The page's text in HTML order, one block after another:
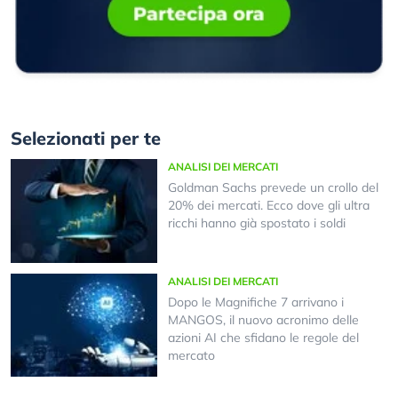
Selezionati per te
ANALISI DEI MERCATI
Goldman Sachs prevede un crollo del
20% dei mercati. Ecco dove gli ultra
ricchi hanno già spostato i soldi
ANALISI DEI MERCATI
Dopo le Magnifiche 7 arrivano i
MANGOS, il nuovo acronimo delle
azioni AI che sfidano le regole del
mercato